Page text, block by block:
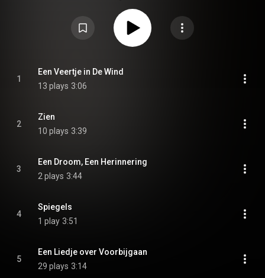
1
Een Veertje in De Wind
13 plays 3:06
2
Zien
10 plays 3:39
3
Een Droom, Een Herinnering
2 plays 3:44
4
Spiegels
1 play 3:51
5
Een Liedje over Voorbijgaan
29 plays 3:14